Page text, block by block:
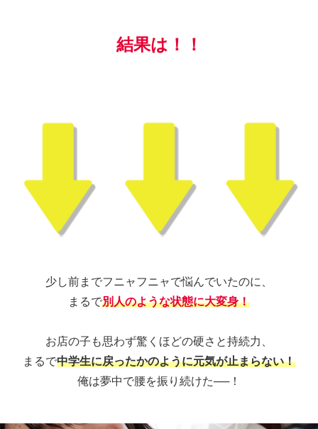
結果は！！
少し前までフニャフニャで悩んでいたのに、
まるで別人のような状態に大変身！
お店の子も思わず驚くほどの硬さと持続力、
まるで中学生に戻ったかのように元気が止まらない！
俺は夢中で腰を振り続けた──！